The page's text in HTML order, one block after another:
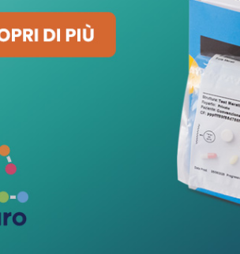
Crea nuova lista
Zinco